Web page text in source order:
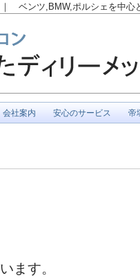
ベンツ,BMW,ポルシェを中
会社案内 安心のサービス 帝
ます。